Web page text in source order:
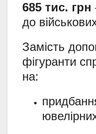
685 тис. грн
до
Замість
фігуранти
на: